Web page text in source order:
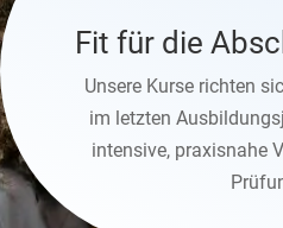
Fit für die
Unsere Kurse richten
im letzten
intensive, praxisnahe